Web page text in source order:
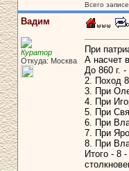
Всего
Вадим
Куратор
Откуда: Москва
При
А насчет
До 860 г.
2. Поход
3. При
4. При
5. При
6. При
7. При
8. При
Итого - 8